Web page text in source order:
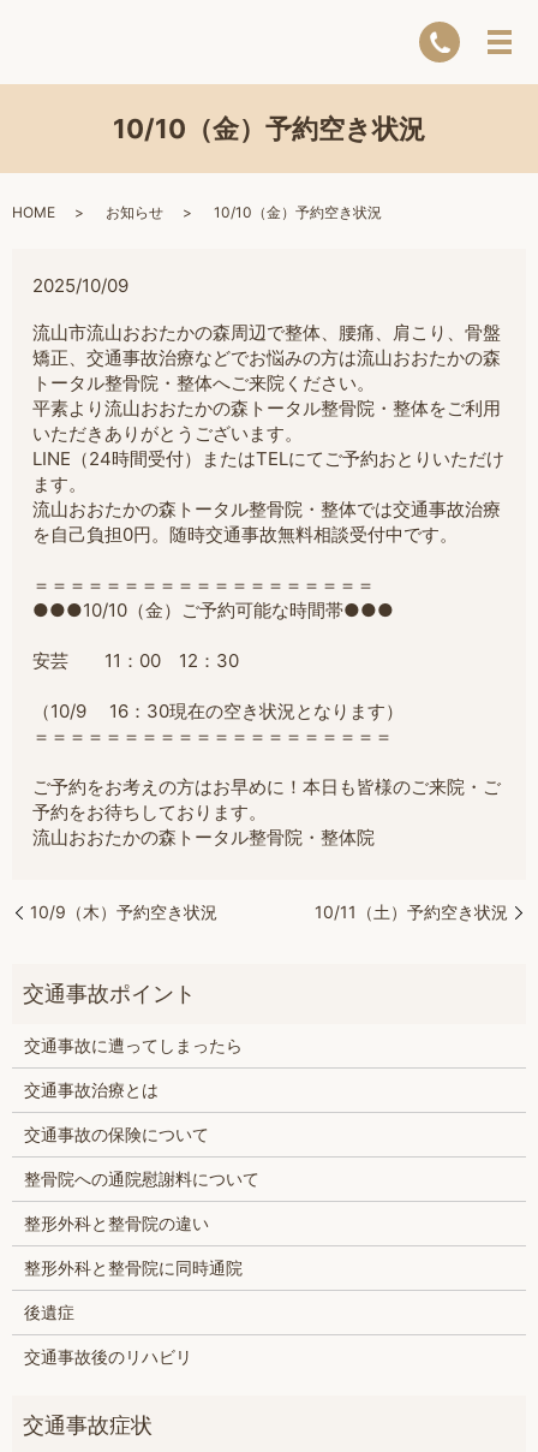
10/10（金）予約空き状況
HOME お知らせ 10/10（金）予約空き状況
2025/10/09
流山市流山おおたかの森周辺で整体、腰痛、肩こり、骨盤
矯正、交通事故治療などでお悩みの方は流山おおたかの森
トータル整骨院・整体へご来院ください。
平素より流山おおたかの森トータル整骨院・整体をご利用
いただきありがとうございます。
LINE（24時間受付）またはTELにてご予約おとりいただけ
ます。
流山おおたかの森トータル整骨院・整体では交通事故治療
を自己負担0円。随時交通事故無料相談受付中です。
＝＝＝＝＝＝＝＝＝＝＝＝＝＝＝＝＝＝＝
●●●10/10（金）ご予約可能な時間帯●●●
安芸 11：00 12：30
（10/9 16：30現在の空き状況となります）
＝＝＝＝＝＝＝＝＝＝＝＝＝＝＝＝＝＝＝＝
ご予約をお考えの方はお早めに！本日も皆様のご来院・ご
予約をお待ちしております。
流山おおたかの森トータル整骨院・整体院
10/9（木）予約空き状況 10/11（土）予約空き状況
交通事故に遭ってしまったら
交通事故治療とは
交通事故の保険について
整骨院への通院慰謝料について
整形外科と整骨院の違い
整形外科と整骨院に同時通院
後遺症
交通事故後のリハビリ